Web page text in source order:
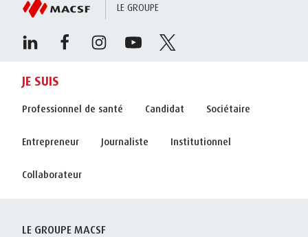
LE GROUPE
JE SUIS
Professionnel de santé Candidat Sociétaire
Entrepreneur Journaliste Institutionnel
Collaborateur
LE GROUPE MACSF